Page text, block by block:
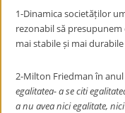
1-Dinamica societăților
rezonabil să
mai stabile și mai
2-Milton Friedman în anul
egalitatea- a se citi
a nu avea nici egalitate,